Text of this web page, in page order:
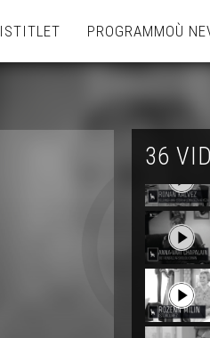
ISTITLET PROGRAMMOÙ
36